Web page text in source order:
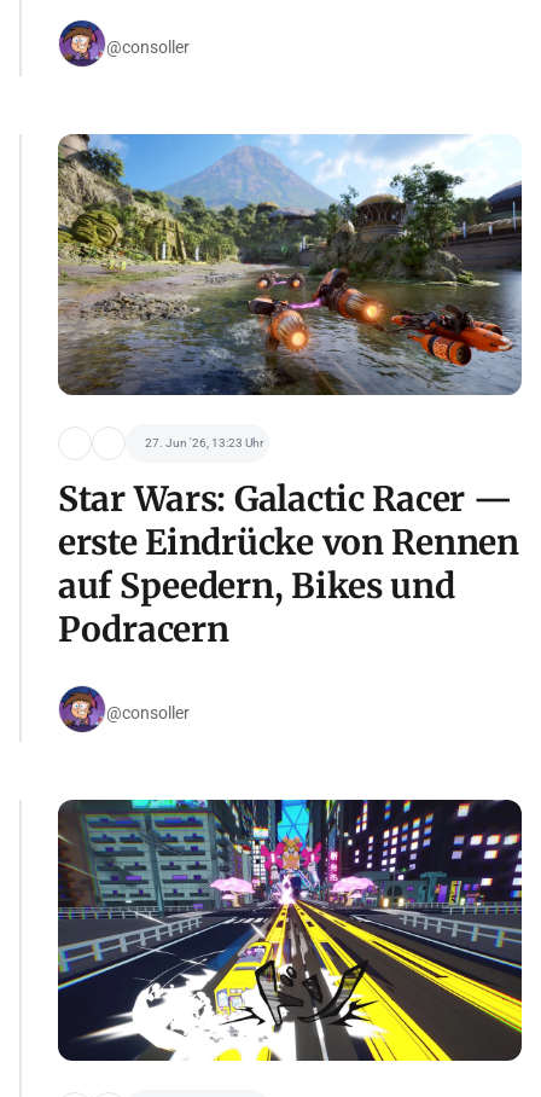
@consoller
27. Jun '26, 13:23 Uhr
Star Wars: Galactic Racer —
erste Eindrücke von Rennen
auf Speedern, Bikes und
Podracern
@consoller